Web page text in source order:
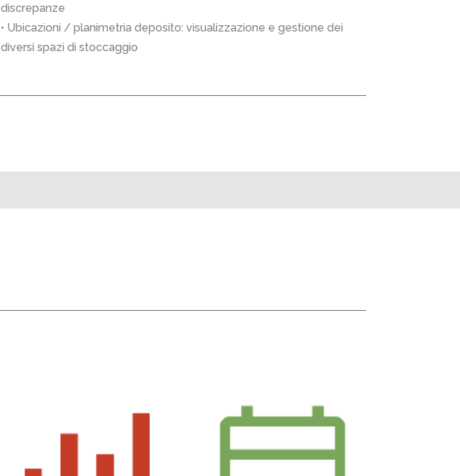
discrepanze
• Ubicazioni / planimetria deposito: visualizzazione e gestione dei
diversi spazi di stoccaggio